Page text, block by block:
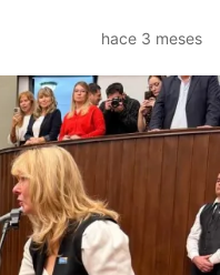
hace 3 meses